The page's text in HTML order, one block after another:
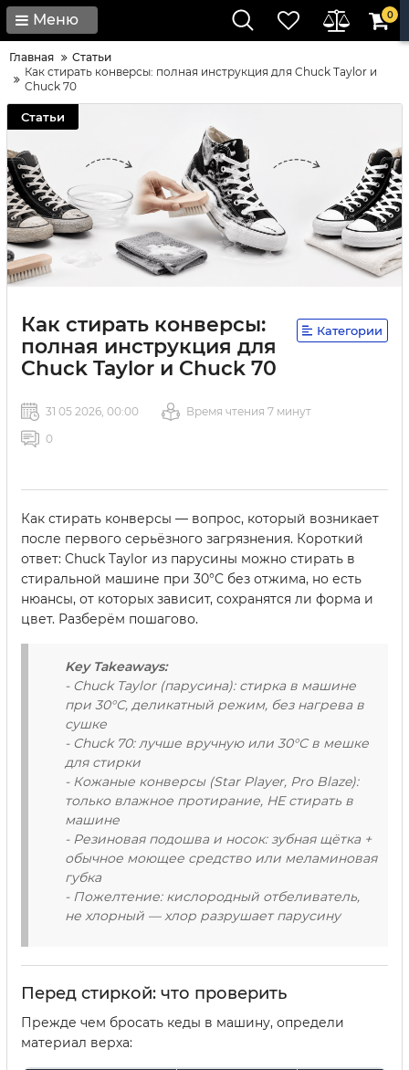
Меню 0
Главная
Статьи
Как стирать конверсы: полная инструкция для Chuck Taylor и
Chuck 70
Статьи
Как стирать конверсы:
полная инструкция для
Chuck Taylor и Chuck 70
Категории
31 05 2026, 00:00
Время чтения 7 минут
0
Как стирать конверсы — вопрос, который возникает
после первого серьёзного загрязнения. Короткий
ответ: Chuck Taylor из парусины можно стирать в
стиральной машине при 30°C без отжима, но есть
нюансы, от которых зависит, сохранятся ли форма и
цвет. Разберём пошагово.
Key Takeaways:
- Chuck Taylor (парусина): стирка в машине
при 30°C, деликатный режим, без нагрева в
сушке
- Chuck 70: лучше вручную или 30°C в мешке
для стирки
- Кожаные конверсы (Star Player, Pro Blaze):
только влажное протирание, НЕ стирать в
машине
- Резиновая подошва и носок: зубная щётка +
обычное моющее средство или меламиновая
губка
- Пожелтение: кислородный отбеливатель,
не хлорный — хлор разрушает парусину
Перед стиркой: что проверить
Прежде чем бросать кеды в машину, определи
материал верха: